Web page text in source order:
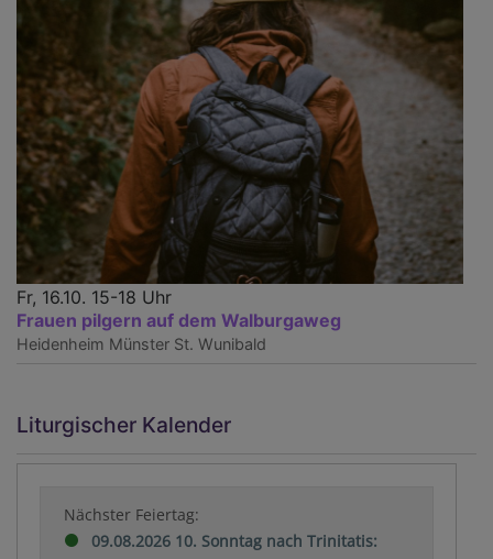
Fr, 16.10. 15-18 Uhr
Frauen pilgern auf dem Walburgaweg
Heidenheim Münster St. Wunibald
Liturgischer Kalender
Nächster Feiertag:
09.08.2026 10. Sonntag nach Trinitatis: